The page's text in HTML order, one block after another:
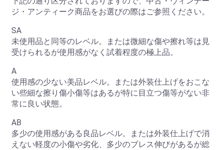
ジ・アンティーク商品をお選びの際はご参照ください。
SA
未使用品と同等のレベル。または微細な傷や擦れ等は見
受けられるが使用感がなく試着程度の極上品。
A
使用感の少ない美品レベル。または外装仕上げをおこな
い些細な擦り傷小傷等はあるが特に目立つ傷等がない非
常に良い状態。
AB
多少の使用感がある良品レベル。または外装仕上げで消
えない軽度の小傷や劣化、多少のブレス伸びがあるが総